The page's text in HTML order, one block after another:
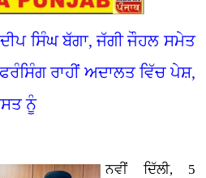
ਸਿੰਘ ਬੱਗਾ, ਜੱਗੀ ਜੌਹਲ ਸਮੇਤ
ਰਾਹੀਂ ਅਦਾਲਤ ਵਿੱਚ ਪੇਸ਼,
ਨੂੰ
ਨਵੀਂ ਦਿੱਲੀ, 5